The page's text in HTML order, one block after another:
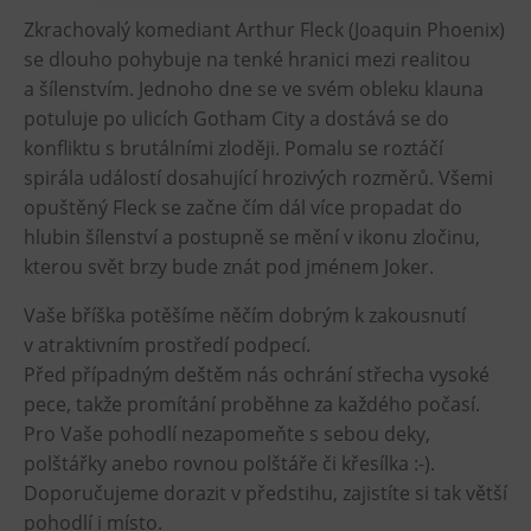
Heligonka
HopJump
Lezecká stěna
Národní zemědělské muzeum
Fajna Dilna
FUTUREUM
Prohlídky
Dolní Vítkovice
Hornické muzeum
Občerstvení
Bolt Café
Kavárna Velký Svět techniky
Zkrachovalý komediant Arthur Fleck (Joaquin Phoenix)
se dlouho pohybuje na tenké hranici mezi realitou
a šílenstvím. Jednoho dne se ve svém obleku klauna
potuluje po ulicích Gotham City a dostává se do
konfliktu s brutálními zloději. Pomalu se roztáčí
spirála událostí dosahující hrozivých rozměrů. Všemi
opuštěný Fleck se začne čím dál více propadat do
hlubin šílenství a postupně se mění v ikonu zločinu,
kterou svět brzy bude znát pod jménem Joker.
Vaše bříška potěšíme něčím dobrým k zakousnutí
v atraktivním prostředí podpecí.
Před případným deštěm nás ochrání střecha vysoké
pece, takže promítání proběhne za každého počasí.
Pro Vaše pohodlí nezapomeňte s sebou deky,
polštářky anebo rovnou polštáře či křesílka :-).
Doporučujeme dorazit v předstihu, zajistíte si tak větší
pohodlí i místo.